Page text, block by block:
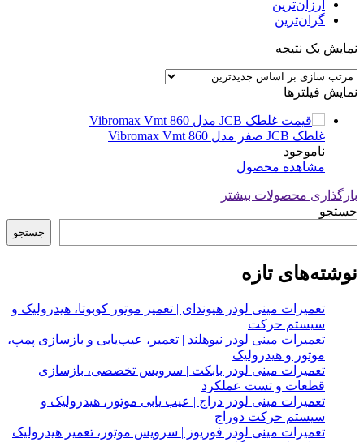
ارزان‌ترین
گران‌ترین
نمایش یک نتیجه
نمایش فیلترها
غلطک JCB صفر مدل Vibromax Vmt 860
ناموجود
مشاهده محصول
بارگذاری محصولات بیشتر
جستجو
جستجو
نوشته‌های تازه
تعمیرات مینی لودر هیوندای | تعمیر موتور کوبوتا، هیدرولیک و
سیستم حرکت
تعمیرات مینی لودر نیوهلند | تعمیر، عیب‌یابی و بازسازی پمپ،
موتور و هیدرولیک
تعمیرات مینی لودر بابکت | سرویس تخصصی، بازسازی
قطعات و تست عملکرد
تعمیرات مینی لودر دراج | عیب یابی موتور، هیدرولیک و
سیستم حرکت دوراج
تعمیرات مینی لودر فوریوز | سرویس موتور، تعمیر هیدرولیک